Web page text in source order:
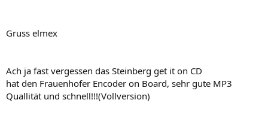
Gruss elmex
Ach ja fast vergessen das Steinberg get it on CD
hat den Frauenhofer Encoder on Board, sehr gute MP3
Quallität und schnell!!!(Vollversion)